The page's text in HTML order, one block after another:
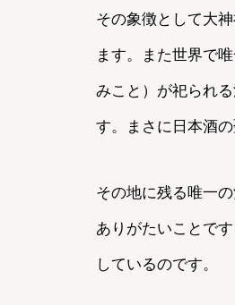
その象徴として大
ます。また世界で
みこと）が祀られ
す。まさに日本酒
その地に残る唯一
ありがたいことで
しているのです。